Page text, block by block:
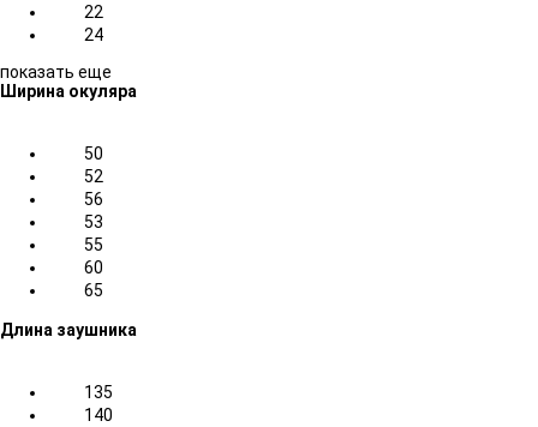
22
24
показать еще
Ширина окуляра
50
52
56
53
55
60
65
Длина заушника
135
140